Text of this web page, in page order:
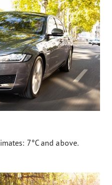
7°C and above.